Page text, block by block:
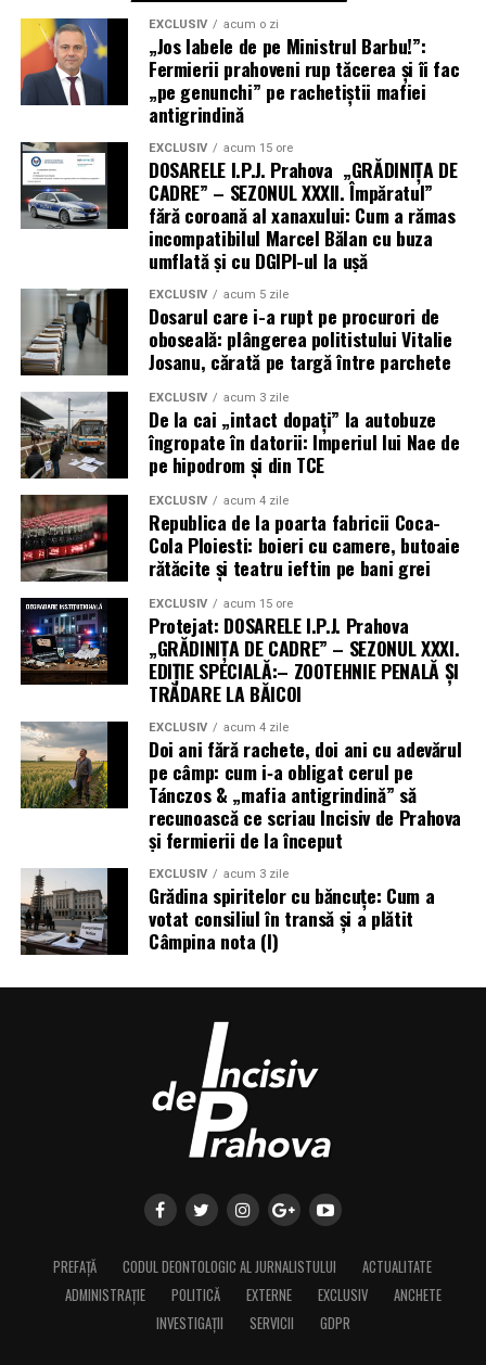
EXCLUSIV acum o zi
„Jos labele de pe Ministrul Barbu!”:
Fermierii prahoveni rup tăcerea și îi fac
„pe genunchi” pe rachetiștii mafiei
antigrindină
EXCLUSIV acum 15 ore
DOSARELE I.P.J. Prahova „GRĂDINIȚA DE
CADRE” – SEZONUL XXXII. Împăratul”
fără coroană al xanaxului: Cum a rămas
incompatibilul Marcel Bălan cu buza
umflată și cu DGIPI-ul la ușă
EXCLUSIV acum 5 zile
Dosarul care i-a rupt pe procurori de
oboseală: plângerea politistului Vitalie
Josanu, cărată pe targă între parchete
EXCLUSIV acum 3 zile
De la cai „intact dopați” la autobuze
îngropate în datorii: Imperiul lui Nae de
pe hipodrom și din TCE
EXCLUSIV acum 4 zile
Republica de la poarta fabricii Coca-
Cola Ploiesti: boieri cu camere, butoaie
rătăcite și teatru ieftin pe bani grei
EXCLUSIV acum 15 ore
Protejat: DOSARELE I.P.J. Prahova
„GRĂDINIȚA DE CADRE” – SEZONUL XXXI.
EDIȚIE SPECIALĂ:– ZOOTEHNIE PENALĂ ȘI
TRĂDARE LA BĂICOI
EXCLUSIV acum 4 zile
Doi ani fără rachete, doi ani cu adevărul
pe câmp: cum i‑a obligat cerul pe
Tánczos & „mafia antigrindină” să
recunoască ce scriau Incisiv de Prahova
și fermierii de la început
EXCLUSIV acum 3 zile
Grădina spiritelor cu băncuțe: Cum a
votat consiliul în transă și a plătit
Câmpina nota (I)
PREFAȚĂ CODUL DEONTOLOGIC AL JURNALISTULUI
ACTUALITATE
ADMINISTRAȚIE
POLITICĂ EXTERNE EXCLUSIV
ANCHETE
INVESTIGAȚII
SERVICII GDPR